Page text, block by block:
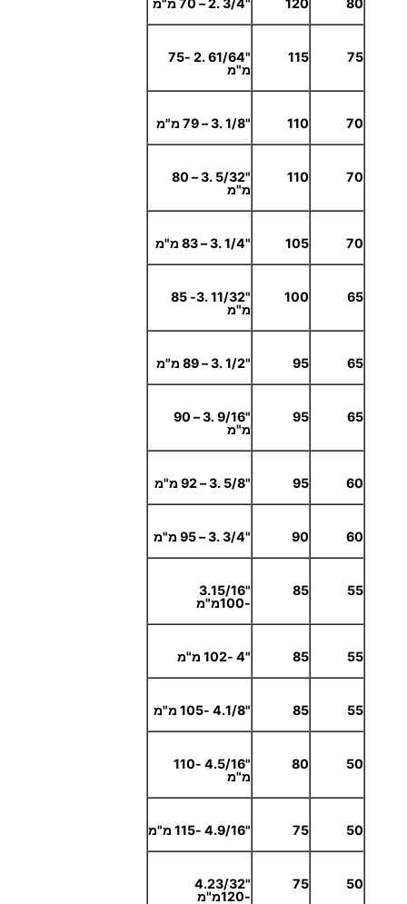
80
120 "3/4 .2 – 70 מ"מ
75
115
"61/64 .2 -75
מ"מ
70
110 "1/8 .3 – 79 מ"מ
70
110
"5/32 .3 – 80
מ"מ
70
105 "1/4 .3 – 83 מ"מ
65
100
"11/32 .3- 85
מ"מ
65
95 "1/2 .3 – 89 מ"מ
65
95
"9/16 .3 – 90
מ"מ
60
95 "5/8 .3 – 92 מ"מ
60
90 "3/4 .3 – 95 מ"מ
55
85
"3.15/16
-100מ"מ
55
85 "4 -102 מ"מ
55
85 "4.1/8 -105 מ"מ
50
80
"4.5/16 -110
מ"מ
50
75 "4.9/16 -115 מ"מ
50
75
"4.23/32
-120מ"מ